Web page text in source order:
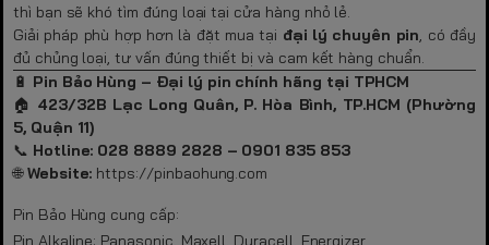
thì bạn sẽ khó tìm đúng loại tại cửa hàng nhỏ lẻ.
Giải pháp phù hợp hơn là đặt mua tại đại lý chuyên pin, có đầy
đủ chủng loại, tư vấn đúng thiết bị và cam kết hàng chuẩn.
🔋 Pin Bảo Hùng – Đại lý pin chính hãng tại TPHCM
🏠 423/32B Lạc Long Quân, P. Hòa Bình, TP.HCM (Phường
5, Quận 11)
📞 Hotline: 028 8889 2828 – 0901 835 853
🌐Website: https://pinbaohung.com
Pin Bảo Hùng cung cấp:
Pin Alkaline: Panasonic, Maxell, Duracell, Energizer